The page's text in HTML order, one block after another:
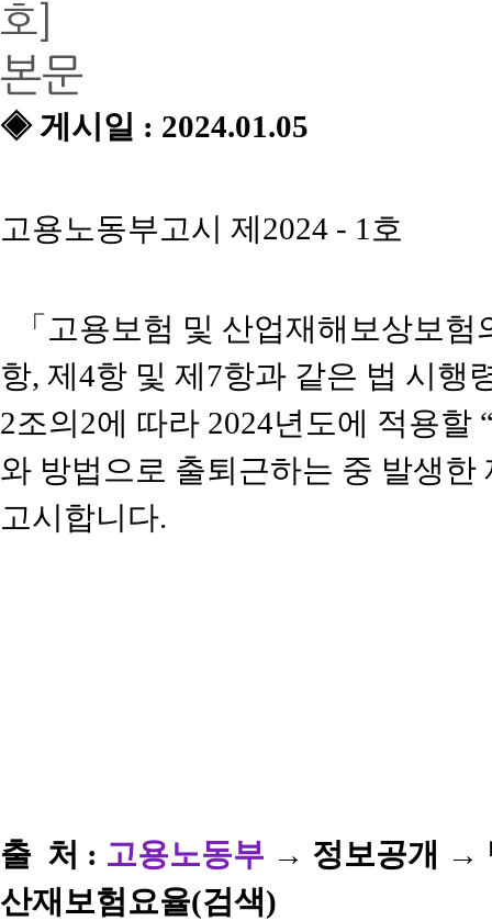
호]
본문
◈ 게시일 : 2024.01.05
고용노동부고시 제2024 - 1호
「고용보험 및 산업재해보상보
항, 제4항 및 제7항과 같은 법 시행
2조의2에 따라 2024년도에 적용할
와 방법으로 출퇴근하는 중 발생
고시합니다.
출 처 : 고용노동부 → 정보공개 →
산재보험요율(검색)